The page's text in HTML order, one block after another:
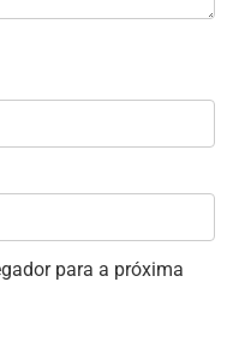
para a próxima